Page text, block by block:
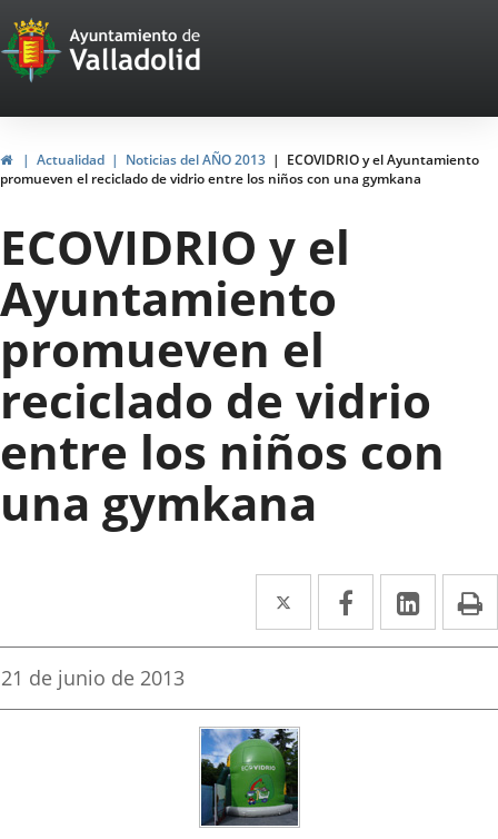
Portal
Web
del
Ayuntamiento
de
Valladolid
InicioActualidad Noticias del AÑO 2013
ECOVIDRIO y el Ayuntamiento
promueven el reciclado de vidrio entre los niños con una gymkana
ECOVIDRIO y el
Ayuntamiento
promueven el
reciclado de vidrio
entre los niños con
una gymkana
Twitter
Enlace
a
aplicación
externa.
Facebook
Enlace
a
aplicación
Enlace
a
Fecha
la
21 de junio de 2013